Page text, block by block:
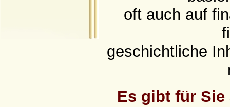
oft auch auf
geschichtliche
Es gibt für Sie